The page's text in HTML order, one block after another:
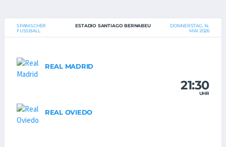
SPANISCHER
FUSSBALL
ESTADIO SANTIAGO BERNABEU
DONNERSTAG, 14.
MAI 2026
REAL MADRID
21:30
UHR
REAL OVIEDO